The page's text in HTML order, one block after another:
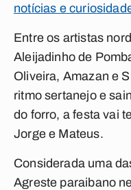
notícias e
Entre os artistas
Aleijadinho de
Oliveira, Amazan e
ritmo sertanejo e
do forro, a festa vai
Jorge e Mateus.
Considerada uma
Agreste paraibano